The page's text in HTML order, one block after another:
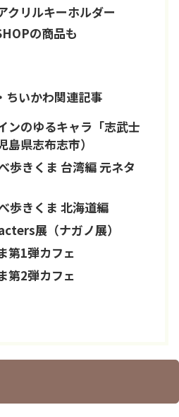
クリルキーホルダー
の商品も
ちいかわ関連記事
ンのゆるキャラ「志武士
島県志布志市）
歩きくま 台湾編 元ネタ
歩きくま 北海道編
展（ナガノ展）
第1弾カフェ
第2弾カフェ